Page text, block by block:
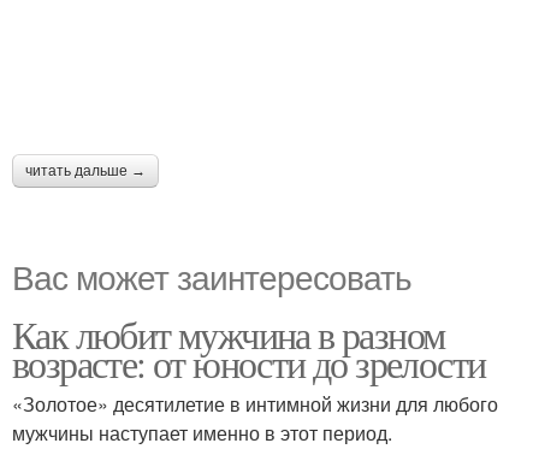
читать дальше →
Вас может заинтересовать
Как любит мужчина в разном
возрасте: от юности до зрелости
«Золотое» десятилетие в интимной жизни для любого
мужчины наступает именно в этот период.